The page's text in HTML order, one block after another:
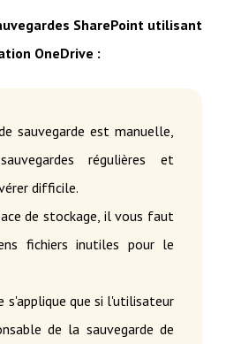
SharePoint utilisant
OneDrive :
sauvegarde est manuelle,
régulières et
difficile.
de stockage, il vous faut
fichiers inutiles pour le
s'applique que si l'utilisateur
de la sauvegarde de